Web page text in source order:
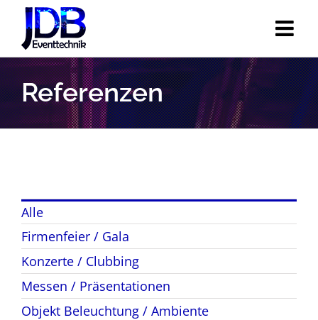
Zum
Inhalt
springen
Referenzen
Alle
Firmenfeier / Gala
Konzerte / Clubbing
Messen / Präsentationen
Objekt Beleuchtung / Ambiente